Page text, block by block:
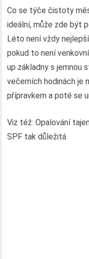
Co se týče čistoty
ideální, může zde být
Léto není vždy
pokud to není
up základny s jemnou
večerních hodinách je
přípravkem a poté se
Viz též: Opalování
SPF tak důležitá